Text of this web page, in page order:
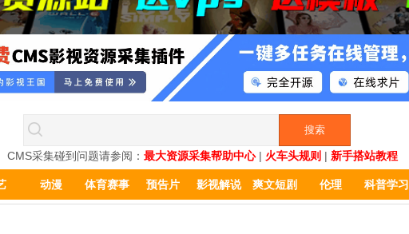
CMS采集碰到问题请参阅： 最大资源采集帮助中心| 火车头规则 | 新手搭站教程
动漫 体育赛事 预告片 影视解说 爽文短剧 伦理 科普学习